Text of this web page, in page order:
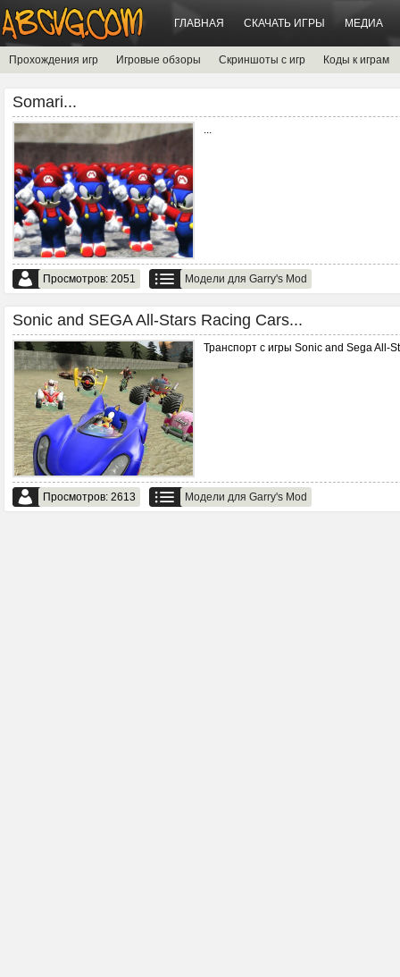
ГЛАВНАЯ СКАЧАТЬ ИГРЫ МЕДИА
Прохождения игр Игровые обзоры Скриншоты с игр Коды к играм
Somari...
...
Просмотров: 2051 Модели для Garry's Mod
Sonic and SEGA All-Stars Racing Cars...
Транспорт с игры Sonic and Sega All-
Просмотров: 2613 Модели для Garry's Mod